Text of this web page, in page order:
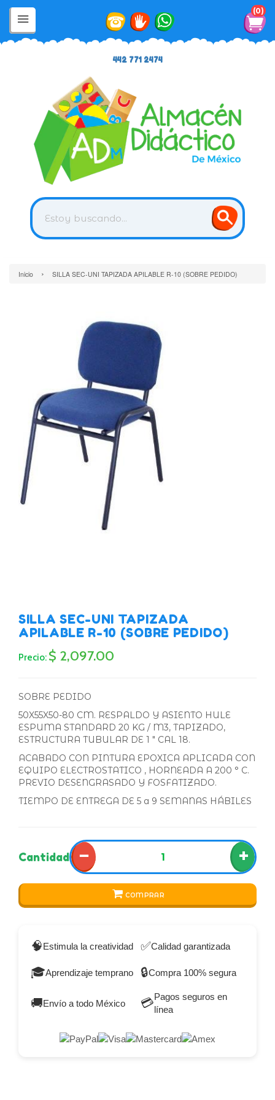
0
442 771 2474
Inicio › SILLA SEC-UNI TAPIZADA APILABLE R-10 (SOBRE PEDIDO)
SILLA SEC-UNI TAPIZADA
APILABLE R-10 (SOBRE PEDIDO)
Precio: $ 2,097.00
SOBRE PEDIDO
50X55X50-80 CM. RESPALDO Y ASIENTO HULE
ESPUMA STANDARD 20 KG / M3, TAPIZADO,
ESTRUCTURA TUBULAR DE 1 " CAL 18.
ACABADO CON PINTURA EPOXICA APLICADA CON
EQUIPO ELECTROSTATICO , HORNEADA A 200 ° C.
PREVIO DESENGRASADO Y FOSFATIZADO.
TIEMPO DE ENTREGA DE 5 a 9 SEMANAS HÁBILES
Cantidad − +
COMPRAR
🧠Estimula la creatividad ✅Calidad garantizada
🎓Aprendizaje temprano 🔒Compra 100% segura
🚚Envío a todo México 💳Pagos seguros en
línea